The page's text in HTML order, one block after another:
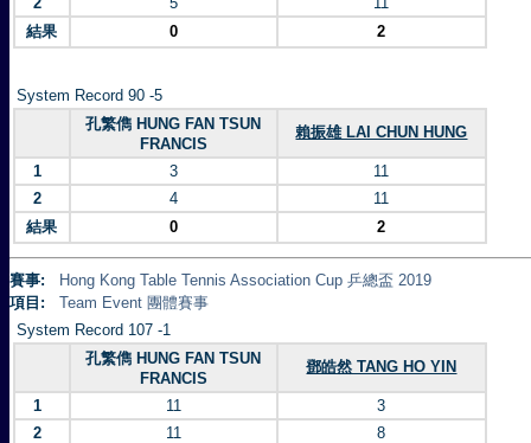
結果
0 2
System Record 90 -5
孔繁儁 HUNG FAN TSUN
FRANCIS
賴振雄 LAI CHUN HUNG
1 3
11
2
4
11
結果
0 2
賽事:
Hong Kong Table Tennis Association Cup 乒總盃 2019
項目:
Team Event 團體賽事
System Record 107 -1
孔繁儁 HUNG FAN TSUN
FRANCIS
鄧皓然 TANG HO YIN
1 11
3
2
11
8